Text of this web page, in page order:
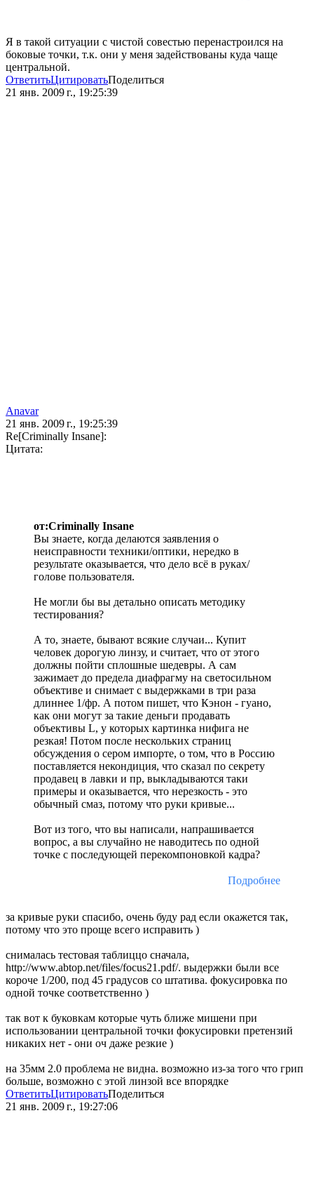
Я в такой ситуации с чистой совестью перенастроился на
боковые точки, т.к. они у меня задействованы куда чаще
центральной.
ОтветитьЦитироватьПоделиться
21 янв. 2009 г., 19:25:39
Anavar
21 янв. 2009 г., 19:25:39
Re[Criminally Insane]:
Цитата:
от:Criminally Insane
Вы знаете, когда делаются заявления о
неисправности техники/оптики, нередко в
результате оказывается, что дело всё в руках/
голове пользователя.
Не могли бы вы детально описать методику
тестирования?
А то, знаете, бывают всякие случаи... Купит
человек дорогую линзу, и считает, что от этого
должны пойти сплошные шедевры. А сам
зажимает до предела диафрагму на светосильном
объективе и снимает с выдержками в три раза
длиннее 1/фр. А потом пишет, что Кэнон - гуано,
как они могут за такие деньги продавать
объективы L, у которых картинка нифига не
резкая! Потом после нескольких страниц
обсуждения о сером импорте, о том, что в Россию
поставляется некондиция, что сказал по секрету
продавец в лавки и пр, выкладываются таки
примеры и оказывается, что нерезкость - это
обычный смаз, потому что руки кривые...
Вот из того, что вы написали, напрашивается
вопрос, а вы случайно не наводитесь по одной
точке с последующей перекомпоновкой кадра?
Подробнее
за кривые руки спасибо, очень буду рад если окажется так,
потому что это проще всего исправить )
снималась тестовая таблиццо сначала,
http://www.abtop.net/files/focus21.pdf/. выдержки были все
короче 1/200, под 45 градусов со штатива. фокусировка по
одной точке соответственно )
так вот к буковкам которые чуть ближе мишени при
использовании центральной точки фокусировки претензий
никаких нет - они оч даже резкие )
на 35мм 2.0 проблема не видна. возможно из-за того что грип
больше, возможно с этой линзой все впорядке
ОтветитьЦитироватьПоделиться
21 янв. 2009 г., 19:27:06